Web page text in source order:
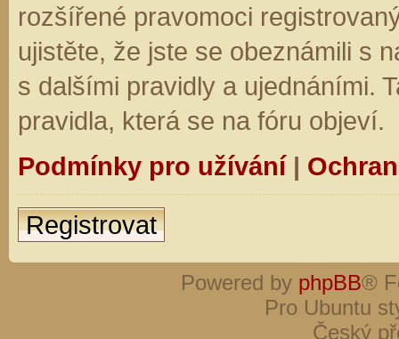
rozšířené pravomoci
ujistěte, že jste se obeznámili s
s dalšími pravidly a ujednáními.
pravidla, která se na fóru objeví.
Podmínky pro užívání|
Registrovat
Powered by phpBB®
Pro Ubuntu
Český